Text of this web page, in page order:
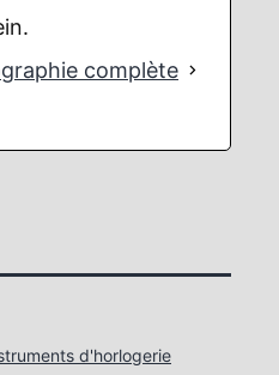
complète
d'horlogerie